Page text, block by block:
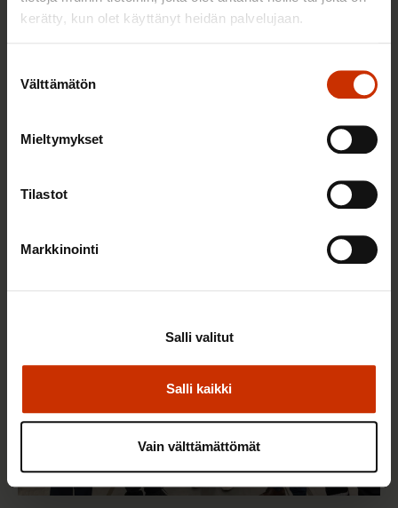
kerätty, kun olet käyttänyt heidän palvelujaan.
valinta
Välttämätön
Mieltymykset
Tilastot
Markkinointi
Salli kaikki
Salli valitut
Vain välttämättömät
Työaikaisella ruokailulla on väliä – lue vinkit
jaksamista tukevaan terveelliseen syömiseen